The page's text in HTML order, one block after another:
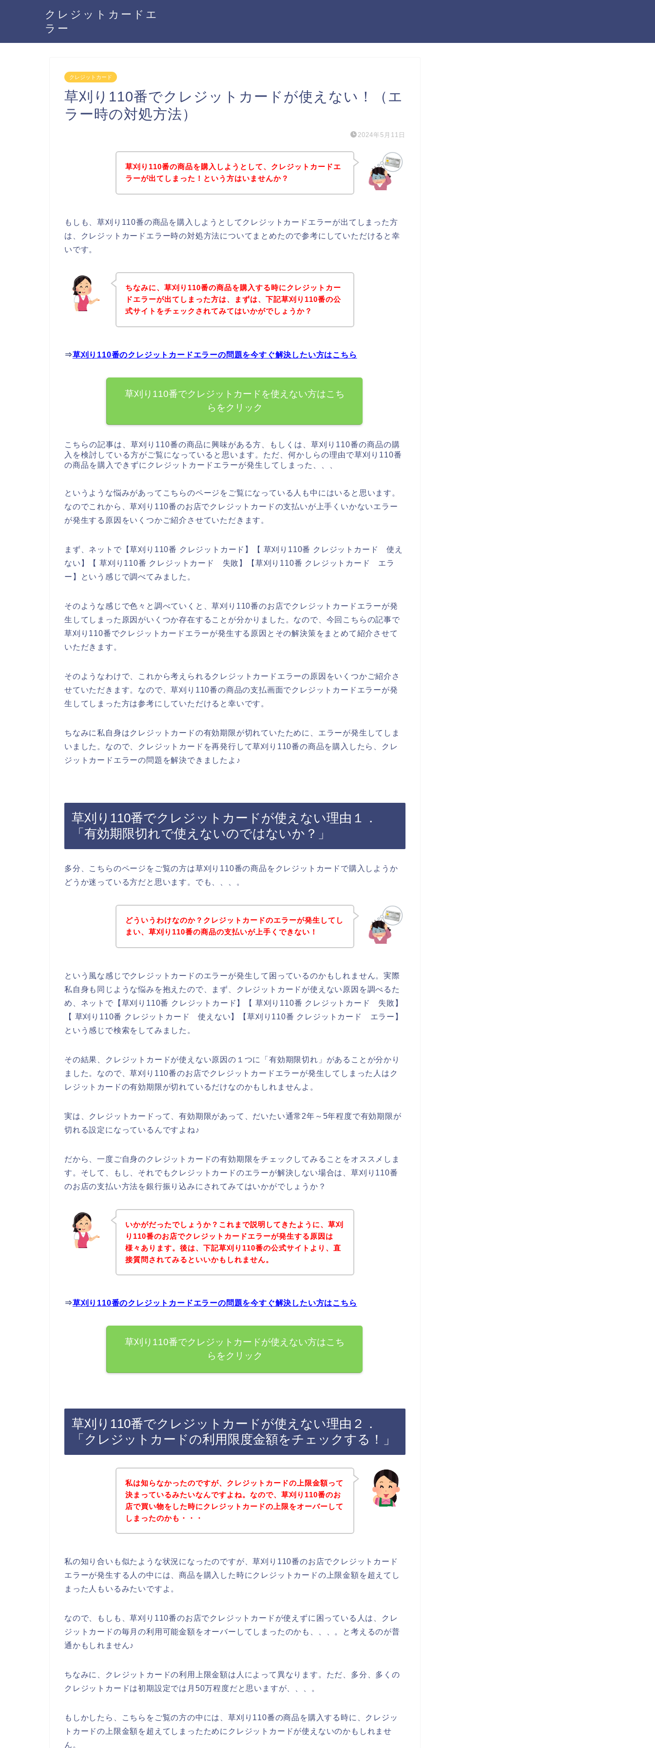
クレジットカードエ
ラー
クレジットカード
草刈り110番でクレジットカードが使えない！（エ
ラー時の対処方法）
2024年5月11日
草刈り110番の商品を購入しようとして、クレジットカードエ
ラーが出てしまった！という方はいませんか？
もしも、草刈り110番の商品を購入しようとしてクレジットカードエラーが出てしまった方
は、クレジットカードエラー時の対処方法についてまとめたので参考にしていただけると幸
いです。
ちなみに、草刈り110番の商品を購入する時にクレジットカー
ドエラーが出てしまった方は、まずは、下記草刈り110番の公
式サイトをチェックされてみてはいかがでしょうか？
⇒草刈り110番のクレジットカードエラーの問題を今すぐ解決したい方はこちら
草刈り110番でクレジットカードを使えない方はこち
らをクリック
こちらの記事は、草刈り110番の商品に興味がある方、もしくは、草刈り110番の商品の購
入を検討している方がご覧になっていると思います。ただ、何かしらの理由で草刈り110番
の商品を購入できずにクレジットカードエラーが発生してしまった、、、
というような悩みがあってこちらのページをご覧になっている人も中にはいると思います。
なのでこれから、草刈り110番のお店でクレジットカードの支払いが上手くいかないエラー
が発生する原因をいくつかご紹介させていただきます。
まず、ネットで【草刈り110番 クレジットカード】【 草刈り110番 クレジットカード 使え
ない】【 草刈り110番 クレジットカード 失敗】【草刈り110番 クレジットカード エラ
ー】という感じで調べてみました。
そのような感じで色々と調べていくと、草刈り110番のお店でクレジットカードエラーが発
生してしまった原因がいくつか存在することが分かりました。なので、今回こちらの記事で
草刈り110番でクレジットカードエラーが発生する原因とその解決策をまとめて紹介させて
いただきます。
そのようなわけで、これから考えられるクレジットカードエラーの原因をいくつかご紹介さ
せていただきます。なので、草刈り110番の商品の支払画面でクレジットカードエラーが発
生してしまった方は参考にしていただけると幸いです。
ちなみに私自身はクレジットカードの有効期限が切れていたために、エラーが発生してしま
いました。なので、クレジットカードを再発行して草刈り110番の商品を購入したら、クレ
ジットカードエラーの問題を解決できましたよ♪
草刈り110番でクレジットカードが使えない理由１．
「有効期限切れで使えないのではないか？」
多分、こちらのページをご覧の方は草刈り110番の商品をクレジットカードで購入しようか
どうか迷っている方だと思います。でも、、、。
どういうわけなのか？クレジットカードのエラーが発生してし
まい、草刈り110番の商品の支払いが上手くできない！
という風な感じでクレジットカードのエラーが発生して困っているのかもしれません。実際
私自身も同じような悩みを抱えたので、まず、クレジットカードが使えない原因を調べるた
め、ネットで【草刈り110番 クレジットカード】【 草刈り110番 クレジットカード 失敗】
【 草刈り110番 クレジットカード 使えない】【草刈り110番 クレジットカード エラー】
という感じで検索をしてみました。
その結果、クレジットカードが使えない原因の１つに「有効期限切れ」があることが分かり
ました。なので、草刈り110番のお店でクレジットカードエラーが発生してしまった人はク
レジットカードの有効期限が切れているだけなのかもしれませんよ。
実は、クレジットカードって、有効期限があって、だいたい通常2年～5年程度で有効期限が
切れる設定になっているんですよね♪
だから、一度ご自身のクレジットカードの有効期限をチェックしてみることをオススメしま
す。そして、もし、それでもクレジットカードのエラーが解決しない場合は、草刈り110番
のお店の支払い方法を銀行振り込みにされてみてはいかがでしょうか？
いかがだったでしょうか？これまで説明してきたように、草刈
り110番のお店でクレジットカードエラーが発生する原因は
様々あります。後は、下記草刈り110番の公式サイトより、直
接質問されてみるといいかもしれません。
⇒草刈り110番のクレジットカードエラーの問題を今すぐ解決したい方はこちら
草刈り110番でクレジットカードが使えない方はこち
らをクリック
草刈り110番でクレジットカードが使えない理由２．
「クレジットカードの利用限度金額をチェックする！」
私は知らなかったのですが、クレジットカードの上限金額って
決まっているみたいなんですよね。なので、草刈り110番のお
店で買い物をした時にクレジットカードの上限をオーバーして
しまったのかも・・・
私の知り合いも似たような状況になったのですが、草刈り110番のお店でクレジットカード
エラーが発生する人の中には、商品を購入した時にクレジットカードの上限金額を超えてし
まった人もいるみたいですよ。
なので、もしも、草刈り110番のお店でクレジットカードが使えずに困っている人は、クレ
ジットカードの毎月の利用可能金額をオーバーしてしまったのかも、、、。と考えるのが普
通かもしれません♪
ちなみに、クレジットカードの利用上限金額は人によって異なります。ただ、多分、多くの
クレジットカードは初期設定では月50万程度だと思いますが、、、。
もしかしたら、こちらをご覧の方の中には、草刈り110番の商品を購入する時に、クレジッ
トカードの上限金額を超えてしまったためにクレジットカードが使えないのかもしれませ
ん。